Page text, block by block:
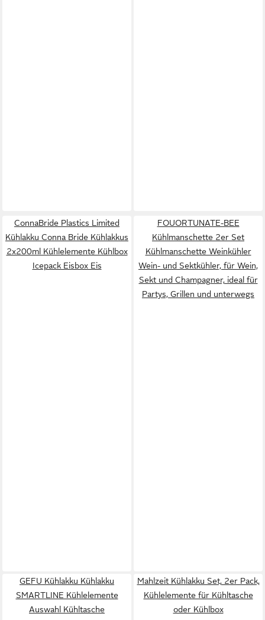
ConnaBride Plastics Limited
Kühlakku Conna Bride Kühlakkus
2x200ml Kühlelemente Kühlbox
Icepack Eisbox Eis
FOUORTUNATE-BEE
Kühlmanschette 2er Set
Kühlmanschette Weinkühler
Wein- und Sektkühler, für Wein,
Sekt und Champagner, ideal für
Partys, Grillen und unterwegs
GEFU Kühlakku Kühlakku
SMARTLINE Kühlelemente
Auswahl Kühltasche
Mahlzeit Kühlakku Set, 2er Pack,
Kühlelemente für Kühltasche
oder Kühlbox